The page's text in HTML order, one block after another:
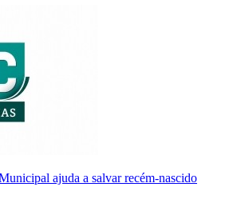
ajuda a salvar recém-nascido